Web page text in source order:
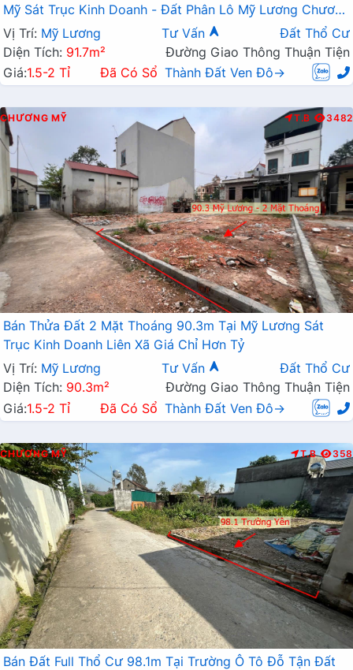
Mỹ Sát Trục Kinh Doanh - Đất Phân Lô Mỹ Lương Chương
Mỹ
Vị Trí: Mỹ Lương Tư Vấn
Đất Thổ Cư
Diện Tích: 91.7m²
Đường Giao Thông Thuận Tiện
Giá:1.5-2 Tỉ Đã Có Sổ Thành Đất Ven Đô→
CHƯƠNG MỸ T.B 3482
Bán Thửa Đất 2 Mặt Thoáng 90.3m Tại Mỹ Lương Sát
Trục Kinh Doanh Liên Xã Giá Chỉ Hơn Tỷ
Vị Trí: Mỹ Lương Tư Vấn
Đất Thổ Cư
Diện Tích: 90.3m²
Đường Giao Thông Thuận Tiện
Giá:1.5-2 Tỉ Đã Có Sổ Thành Đất Ven Đô→
CHƯƠNG MỸ T.B 358
Bán Đất Full Thổ Cư 98.1m Tại Trường Ô Tô Đỗ Tận Đất